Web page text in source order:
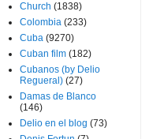
Church (1838)
Colombia (233)
Cuba (9270)
Cuban film (182)
Cubanos (by Delio
Regueral) (27)
Damas de Blanco
(146)
Delio en el blog (73)